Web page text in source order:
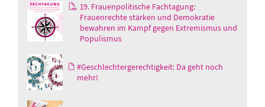
19. Frauenpolitische Fachtagung:
Frauenrechte stärken und Demokratie
bewahren im Kampf gegen Extremismus und
Populismus
#Geschlechtergerechtigkeit: Da geht noch
mehr!